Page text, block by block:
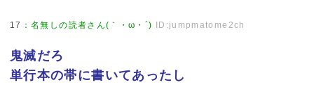
17 ：名無しの読者さん(｀・ω・´) ID:jumpmatome2ch
鬼滅だろ
単行本の帯に書いてあったし